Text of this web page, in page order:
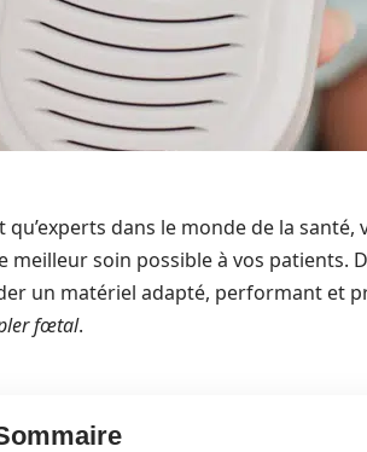
qu’experts dans le monde de la
meilleur soin possible à vos patients.
un matériel adapté, performant et
fœtal.